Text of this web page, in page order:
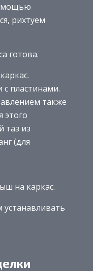
рихтуем
готова.
пластинами.
также
этого
таз из
(для
на каркас.